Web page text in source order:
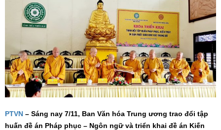
PTVN – Sáng nay 7/11, Ban Văn hóa Trung ương trao đổi tập
huấn đề án Pháp phục – Ngôn ngữ và triển khai đề án Kiến